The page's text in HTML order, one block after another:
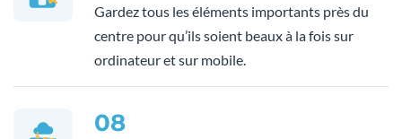
Gardez tous les éléments importants près du
centre pour qu’ils soient beaux à la fois sur
ordinateur et sur mobile.
08